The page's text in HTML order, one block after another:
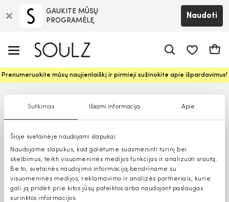
Sutikimas Išsami informacija Apie
Šioje svetainėje naudojami slapukai
Naudojame slapukus, kad galėtume suasmeninti turinį bei
skelbimus, teikti visuomeninės medijos funkcijas ir analizuoti srautą.
Be to, svetainės naudojimo informaciją bendriname su
visuomeninės medijos, reklamavimo ir analizės partneriais, kurie
gali ją pridėti prie kitos jūsų pateiktos arba naudojant paslaugas
surinktos informacijos.
GAUKITE MŪSŲ
PROGRAMĖLĘ
Naudoti
Prenumeruokite mūsų naujienlaiškį ir pirmieji sužinokite apie išpardavimus!